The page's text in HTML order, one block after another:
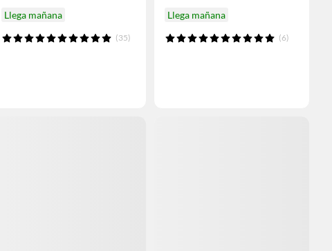
Llega mañana
(35)
Llega mañana
(6)